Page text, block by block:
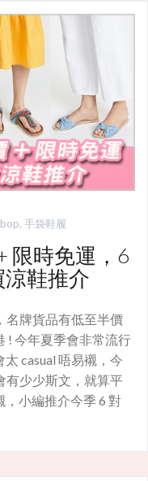
, 手袋鞋履
限時免運，6
鞋推介
名牌貨品有低至半價
! 今年夏季會非常流行
casual 唔易襯，今
有少少斯文，就算平
小編推介今季 6 對